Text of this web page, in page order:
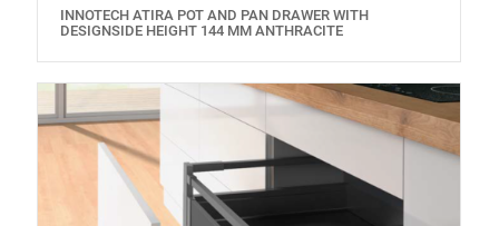
INNOTECH ATIRA POT AND PAN DRAWER WITH
DESIGNSIDE HEIGHT 144 MM ANTHRACITE